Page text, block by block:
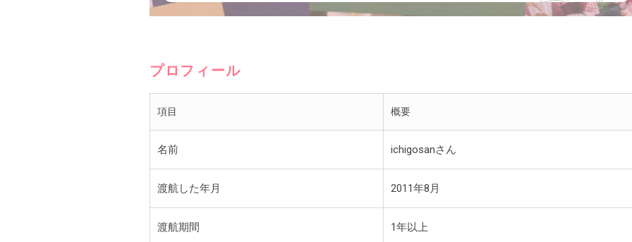
プロフィール
項目 概要
名前 ichigosanさん
渡航した年月 2011年8月
渡航期間 1年以上